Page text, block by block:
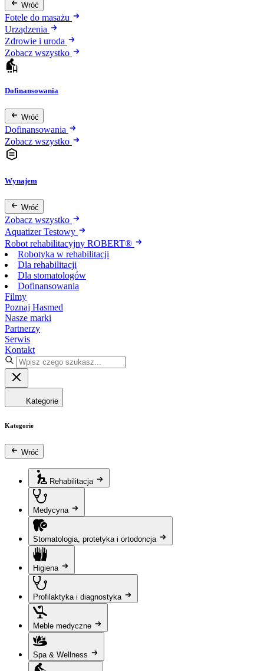
Wróć
Fotele do masażu
Urządzenia
Zdrowie i uroda
Zobacz wszystko
Dofinansowania
Wróć
Dofinansowania
Zobacz wszystko
Wynajem
Wróć
Zobacz wszystko
Aquatizer Testowy
Robot rehabilitacyjny ROBERT®
Robotyka w rehabilitacji
Dla rehabilitacji
Dla stomatologów
Dofinansowania
Filmy
Poznaj Hasmed
Nasze marki
Partnerzy
Serwis
Kontakt
Kategorie
Kategorie
Wróć
Rehabilitacja
Medycyna
Stomatologia, protetyka i ortodoncja
Higiena
Profilaktyka i diagnostyka
Meble medyczne
Spa & Wellness